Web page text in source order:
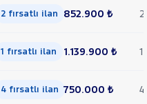
2 fırsatlı ilan 852.900 ₺ 2
1 fırsatlı ilan 1.139.900 ₺ 1
4 fırsatlı ilan 750.000 ₺ 4